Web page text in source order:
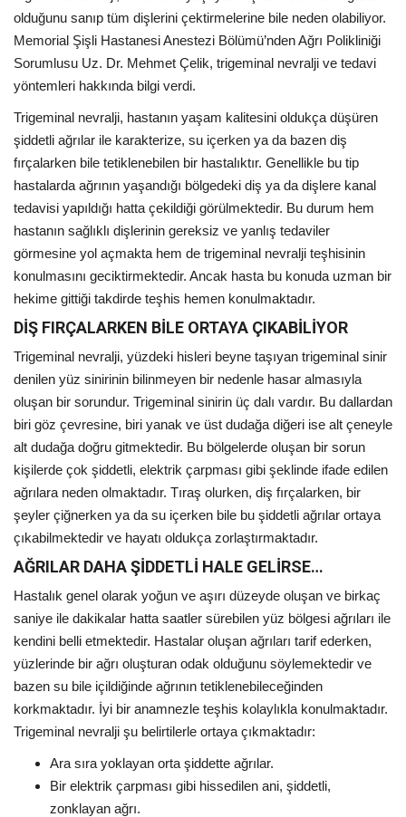
olduğunu sanıp tüm dişlerini çektirmelerine bile neden olabiliyor.
Memorial Şişli Hastanesi Anestezi Bölümü’nden Ağrı Polikliniği
Sorumlusu Uz. Dr. Mehmet Çelik, trigeminal nevralji ve tedavi
yöntemleri hakkında bilgi verdi.
Trigeminal nevralji, hastanın yaşam kalitesini oldukça düşüren
şiddetli ağrılar ile karakterize, su içerken ya da bazen diş
fırçalarken bile tetiklenebilen bir hastalıktır. Genellikle bu tip
hastalarda ağrının yaşandığı bölgedeki diş ya da dişlere kanal
tedavisi yapıldığı hatta çekildiği görülmektedir. Bu durum hem
hastanın sağlıklı dişlerinin gereksiz ve yanlış tedaviler
görmesine yol açmakta hem de trigeminal nevralji teşhisinin
konulmasını geciktirmektedir. Ancak hasta bu konuda uzman bir
hekime gittiği takdirde teşhis hemen konulmaktadır.
DİŞ FIRÇALARKEN BİLE ORTAYA ÇIKABİLİYOR
Trigeminal nevralji, yüzdeki hisleri beyne taşıyan trigeminal sinir
denilen yüz sinirinin bilinmeyen bir nedenle hasar almasıyla
oluşan bir sorundur. Trigeminal sinirin üç dalı vardır. Bu dallardan
biri göz çevresine, biri yanak ve üst dudağa diğeri ise alt çeneyle
alt dudağa doğru gitmektedir. Bu bölgelerde oluşan bir sorun
kişilerde çok şiddetli, elektrik çarpması gibi şeklinde ifade edilen
ağrılara neden olmaktadır. Tıraş olurken, diş fırçalarken, bir
şeyler çiğnerken ya da su içerken bile bu şiddetli ağrılar ortaya
çıkabilmektedir ve hayatı oldukça zorlaştırmaktadır.
AĞRILAR DAHA ŞİDDETLİ HALE GELİRSE…
Hastalık genel olarak yoğun ve aşırı düzeyde oluşan ve birkaç
saniye ile dakikalar hatta saatler sürebilen yüz bölgesi ağrıları ile
kendini belli etmektedir. Hastalar oluşan ağrıları tarif ederken,
yüzlerinde bir ağrı oluşturan odak olduğunu söylemektedir ve
bazen su bile içildiğinde ağrının tetiklenebileceğinden
korkmaktadır. İyi bir anamnezle teşhis kolaylıkla konulmaktadır.
Trigeminal nevralji şu belirtilerle ortaya çıkmaktadır:
Ara sıra yoklayan orta şiddette ağrılar.
Bir elektrik çarpması gibi hissedilen ani, şiddetli,
zonklayan ağrı.